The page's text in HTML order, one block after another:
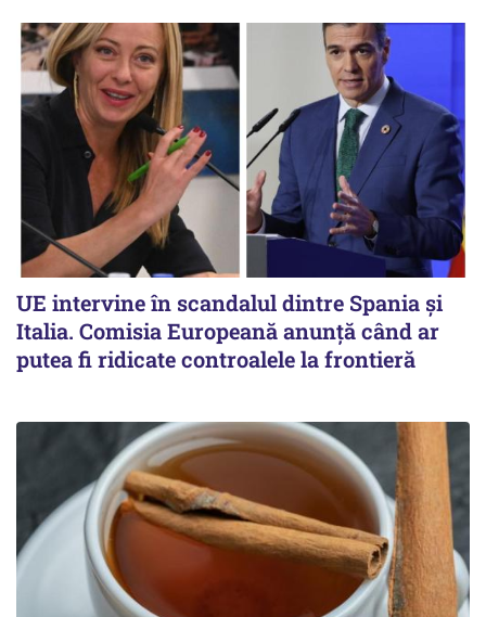
UE intervine în scandalul dintre Spania și
Italia. Comisia Europeană anunță când ar
putea fi ridicate controalele la frontieră